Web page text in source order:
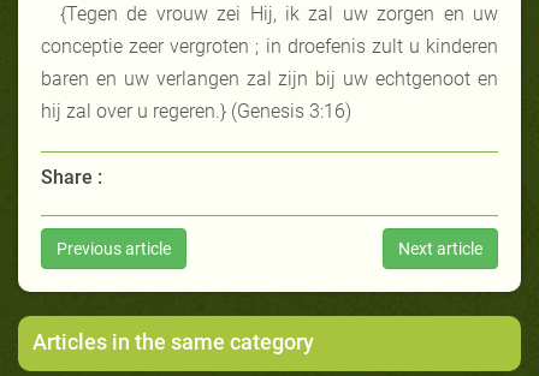
{Tegen de vrouw zei Hij, ik zal uw zorgen en uw
conceptie zeer vergroten ; in droefenis zult u kinderen
baren en uw verlangen zal zijn bij uw echtgenoot en
hij zal over u regeren.} (Genesis 3:16)
Share :
Previous article Next article
Articles in the same category